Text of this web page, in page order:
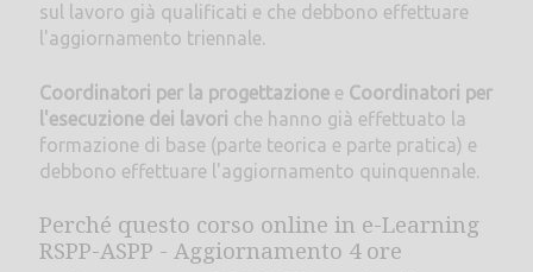
sul lavoro già qualificati e che debbono effettuare
l'aggiornamento triennale.
Coordinatori per la progettazionee Coordinatori per
l'esecuzione dei lavori che hanno già effettuato la
formazione di base (parte teorica e parte pratica) e
debbono effettuare l'aggiornamento quinquennale.
Perché questo corso online in e-Learning
RSPP-ASPP - Aggiornamento 4 ore